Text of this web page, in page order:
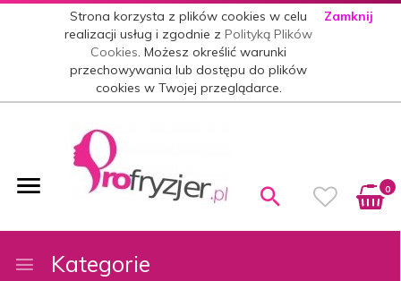
Strona korzysta z plików cookies w celu
realizacji usług i zgodnie zPolityką Plików
Cookies. Możesz określić warunki
przechowywania lub dostępu do plików
cookies w Twojej przeglądarce.
Zamknij
0
Kategorie